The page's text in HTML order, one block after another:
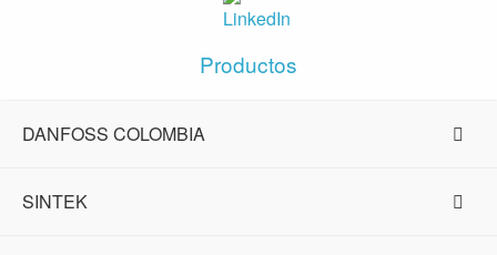
Productos
DANFOSS COLOMBIA
SINTEK